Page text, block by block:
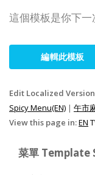
這個模板是你下
編輯此模板
Edit Localized
Spicy Menu(EN) | 午市
View this page in:EN
菜單